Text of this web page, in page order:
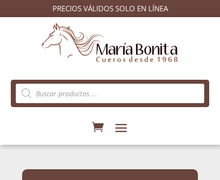
PRECIOS VÁLIDOS SOLO EN LÍNEA
Búsqueda
de
productos